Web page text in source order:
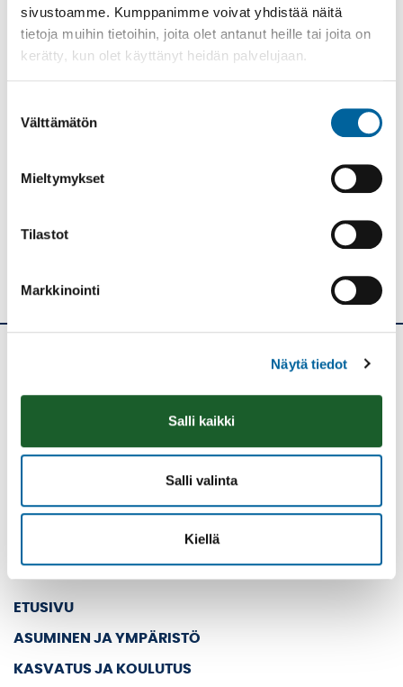
sivustoamme. Kumppanimme voivat yhdistää näitä
tietoja muihin tietoihin, joita olet antanut heille tai joita on
kerätty, kun olet käyttänyt heidän palvelujaan.
valinta
Välttämätön
Mieltymykset
Tilastot
Markkinointi
Näytä tiedot
Salli kaikki
Salli valinta
Kiellä
PERUSOPETUS
LUKIO
39501 IKAALINEN
E-mail: kanslia@ikaalinen.fi
Pääsivut
ETUSIVU
ASUMINEN JA YMPÄRISTÖ
KASVATUS JA KOULUTUS